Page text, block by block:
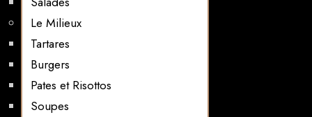
Le Milieux
Tartares
Burgers
Pates et Risottos
Soupes